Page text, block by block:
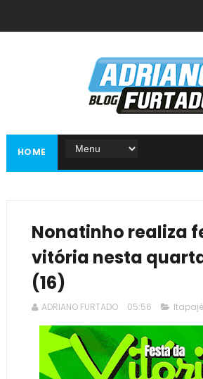
HOME
Nonatinho realiza
vitória nesta
(16)
ADRIANO FURTADO 05:56 Itapajé